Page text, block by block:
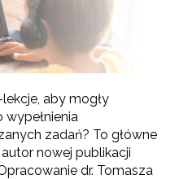
aby mogły
zadań? To główne
nowej publikacji
dr. Tomasza